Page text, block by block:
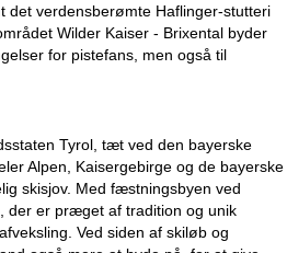
det verdensberømte Haflinger-stutteri
Wilder Kaiser - Brixental byder
for pistefans, men også til
Tyrol, tæt ved den bayerske
Alpen, Kaisergebirge og de bayerske
skisjov. Med fæstningsbyen ved
der er præget af tradition og unik
Ved siden af skiløb og